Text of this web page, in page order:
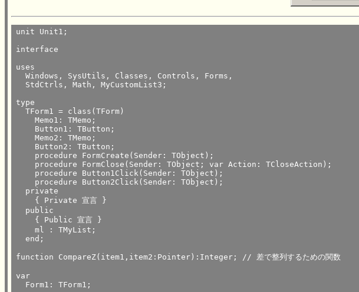
unit Unit1;
interface
uses
  Windows, SysUtils, Classes, Controls, Forms,
  StdCtrls, Math, MyCustomList3;
type
  TForm1 = class(TForm)
    Memo1: TMemo;
    Button1: TButton;
    Memo2: TMemo;
    Button2: TButton;
    procedure FormCreate(Sender: TObject);
    procedure FormClose(Sender: TObject; var Action: TCloseAction);
    procedure Button1Click(Sender: TObject);
    procedure Button2Click(Sender: TObject);
  private
    { Private 宣言 }
  public
    { Public 宣言 }
    ml : TMyList;
  end;
function CompareZ(item1,item2:Pointer):Integer;	// 差で整列するための関数
var
  Form1: TForm1;